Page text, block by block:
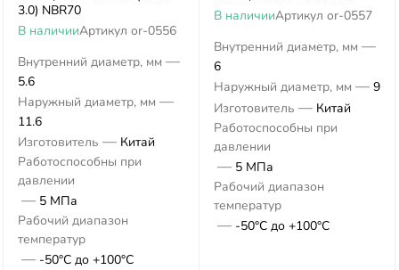
3.0) NBR70
В наличииАртикул or-0556
Внутренний диаметр, мм —
5.6
Наружный диаметр, мм —
11.6
Изготовитель — Китай
Работоспособны при
давлении
— 5 МПа
Рабочий диапазон
температур
— -50°С до +100°С
В наличииАртикул or-0557
Внутренний диаметр, мм —
6
Наружный диаметр, мм — 9
Изготовитель — Китай
Работоспособны при
давлении
— 5 МПа
Рабочий диапазон
температур
— -50°С до +100°С